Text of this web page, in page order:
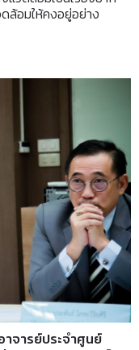
ล้อมให้คงอยู่อย่าง
จารย์ประจำศูนย์